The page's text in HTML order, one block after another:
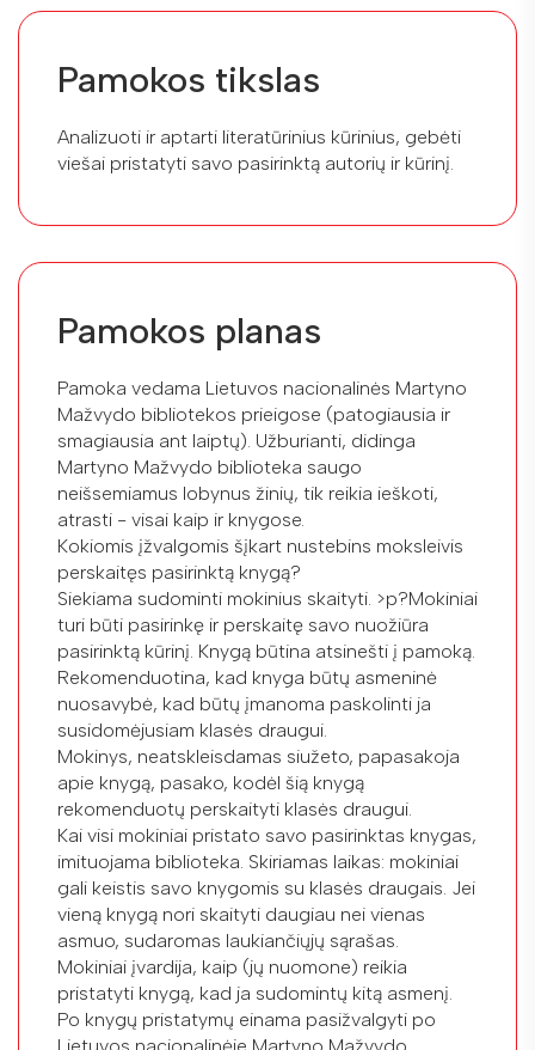
Pamokos tikslas
Analizuoti ir aptarti literatūrinius kūrinius, gebėti
viešai pristatyti savo pasirinktą autorių ir kūrinį.
Pamokos planas
Pamoka vedama Lietuvos nacionalinės Martyno
Mažvydo bibliotekos prieigose (patogiausia ir
smagiausia ant laiptų). Užburianti, didinga
Martyno Mažvydo biblioteka saugo
neišsemiamus lobynus žinių, tik reikia ieškoti,
atrasti - visai kaip ir knygose.
Kokiomis įžvalgomis šįkart nustebins moksleivis
perskaitęs pasirinktą knygą?
Siekiama sudominti mokinius skaityti. >p?Mokiniai
turi būti pasirinkę ir perskaitę savo nuožiūra
pasirinktą kūrinį. Knygą būtina atsinešti į pamoką.
Rekomenduotina, kad knyga būtų asmeninė
nuosavybė, kad būtų įmanoma paskolinti ja
susidomėjusiam klasės draugui.
Mokinys, neatskleisdamas siužeto, papasakoja
apie knygą, pasako, kodėl šią knygą
rekomenduotų perskaityti klasės draugui.
Kai visi mokiniai pristato savo pasirinktas knygas,
imituojama biblioteka. Skiriamas laikas: mokiniai
gali keistis savo knygomis su klasės draugais. Jei
vieną knygą nori skaityti daugiau nei vienas
asmuo, sudaromas laukiančiųjų sąrašas.
Mokiniai įvardija, kaip (jų nuomone) reikia
pristatyti knygą, kad ja sudomintų kitą asmenį.
Po knygų pristatymų einama pasižvalgyti po